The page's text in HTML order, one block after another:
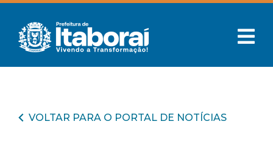
VOLTAR PARA O PORTAL DE NOTÍCIAS